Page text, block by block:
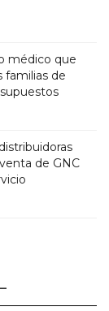
médico que
familias de
de GNC